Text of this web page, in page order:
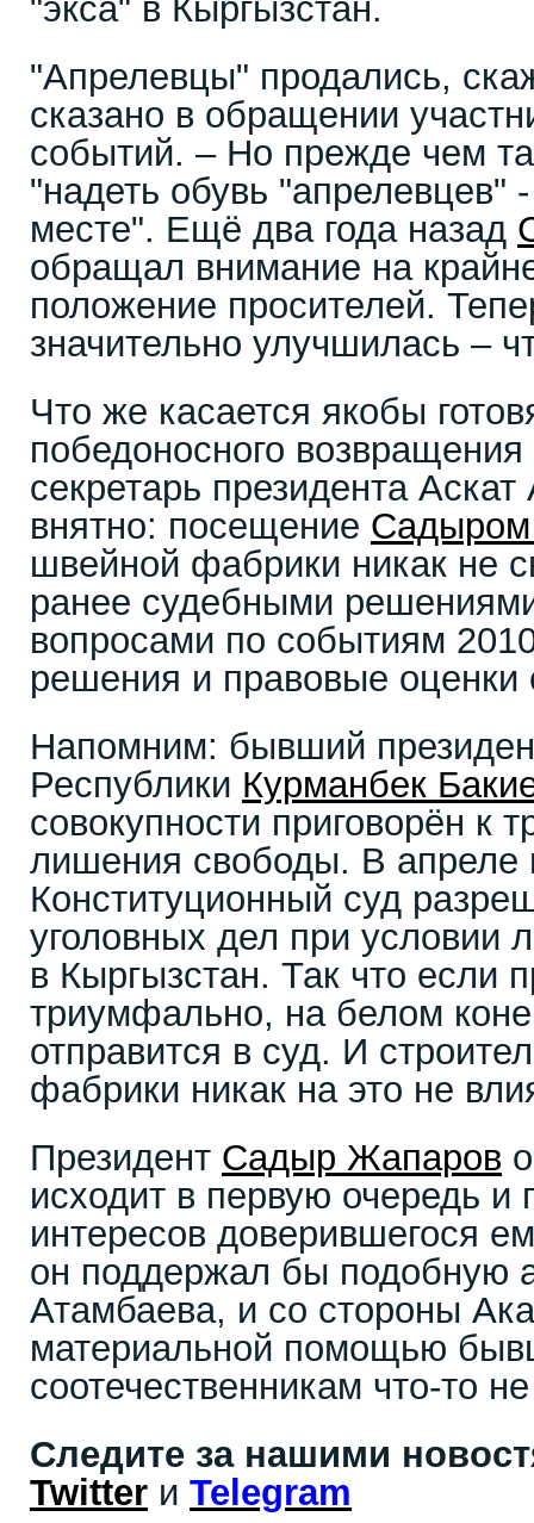
"экса" в Кыргызстан.
"Апрелевцы" продались,
сказано в обращении
событий. – Но прежде чем
"надеть обувь
месте". Ещё два года назад
обращал внимание на
положение просителей.
значительно улучшилась –
Что же касается якобы
победоносного
секретарь президента
внятно: посещение
швейной фабрики никак не
ранее судебными
вопросами по событиям
решения и правовые оценки
Напомним: бывший
Республики Курманбек
совокупности приговорён к
лишения свободы. В апреле
Конституционный суд
уголовных дел при условии
в Кыргызстан. Так что если
триумфально, на белом
отправится в суд. И
фабрики никак на это не
Президент Садыр Жапаров
исходит в первую очередь и
интересов доверившегося
он поддержал бы подобную
Атамбаева, и со стороны
материальной помощью
соотечественникам что-то
Следите за нашими
Twitter и Telegram